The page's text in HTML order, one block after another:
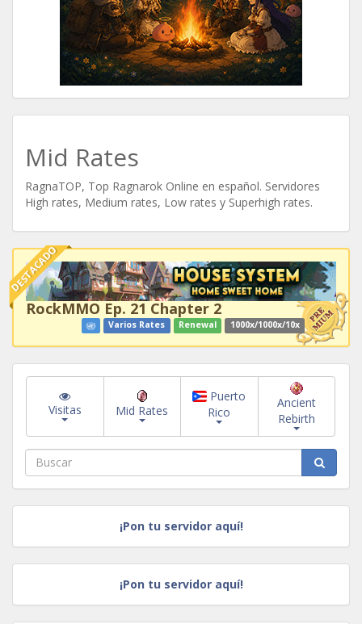
Mid Rates
RagnaTOP, Top Ragnarok Online en español. Servidores
High rates, Medium rates, Low rates y Superhigh rates.
DESTACADO
RockMMO Ep. 21 Chapter 2
Varios Rates Renewal 1000x/1000x/10x
Visitas Mid Rates
Puerto
Rico
Ancient
Rebirth
¡Pon tu servidor aquí!
¡Pon tu servidor aquí!